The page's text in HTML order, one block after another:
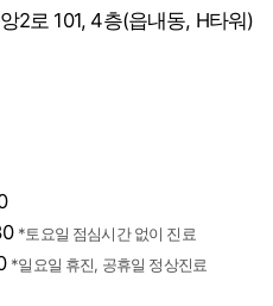
2로 101, 4층(읍내동, H타워)
*토요일 점심시간 없이 진료
*일요일 휴진, 공휴일 정상진료